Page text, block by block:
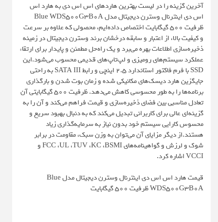
آخرین گزینه را در لیست بهترین هاردهای اس اس دی به هارد اس
اس دی اینترنال وسترن دیجیتال مدل Blue WDS500G3B0A
ظرفیت 500 گیگابایت اختصاص داده‌ایم، محصولی که علاوه بر سرعت
و کیفیت بالا، از اعتبار و سابقه درخشان برند وسترن دیجیتال در زمینه
ذخیره‌سازی اطلاعات بهره می‌برد و یک راه‌حل مطمئن و پایدار برای ارتقاء
عملکرد سیستم‌های رومیزی و لپ‌تاپ‌های قدیمی محسوب می‌شود.این
SSD با فرم فاکتور استاندارد 2.5 اینچی و رابط SATA III به راحتی
جایگزین هارد دیسک‌های مکانیکی شده و زمان بوت شدن و بارگذاری
برنامه‌ها را به طور محسوسی کاهش می‌دهد. ظرفیت 500 گیگابایتی آن
تعادل مناسبی بین فضای ذخیره‌سازی و قیمت فراهم می‌کند و آن را به
گزینه‌ای عالی برای کاربرانی تبدیل می‌کند که به دنبال بهبود سریع و
محسوس کارایی سیستم خود بدون نیاز به سرمایه‌گذاری زیاد
هستند.از دیگر مزایای آن می‌توان به وزن سبک، مقاومت در برابر
شوک و لرزش و گواهینامه‌‌های FCC ،UL ،TUV ،KC ،BSMI و
VCCI اشاره کرد.
قیمت هارد اس اس دی اینترنال وسترن دیجیتال مدل Blue
WDS500G3B0A ظرفیت 500 گیگابایت